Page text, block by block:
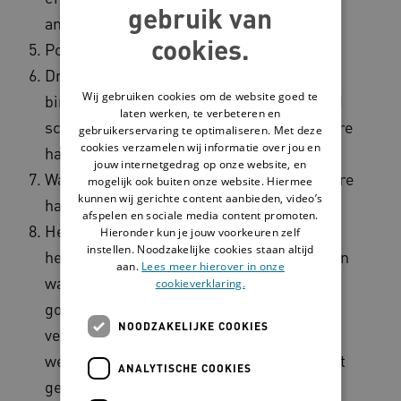
andere hand af. Wissel daarna van hand.
Poets je duimen.
Draai met de vingertoppen in de
binnenkant van je hand om je nagels goed
schoon te maken. Doe dit ook bij de andere
hand.
Was met de ene hand de pols van de andere
hand. Doe daarna de andere pols.
Herhaal deze stappen tot je handen
helemaal droog zijn. Ga niet met je handen
wapperen. Wapperen laat de alcohol niet
goed inwerken en kan ziektekiemen
verspreiden. Zijn je handen droog? Dan
weet je dat de alcohol voldoende tijd heeft
gehad om goed te werken.
gebruik van
cookies.
Wij gebruiken cookies om de website goed te
laten werken, te verbeteren en
gebruikerservaring te optimaliseren. Met deze
cookies verzamelen wij informatie over jou en
jouw internetgedrag op onze website, en
mogelijk ook buiten onze website. Hiermee
kunnen wij gerichte content aanbieden, video’s
afspelen en sociale media content promoten.
Hieronder kun je jouw voorkeuren zelf
instellen. Noodzakelijke cookies staan altijd
aan. Lees meer hierover in onze
cookieverklaring.
NOODZAKELIJKE COOKIES
ANALYTISCHE COOKIES